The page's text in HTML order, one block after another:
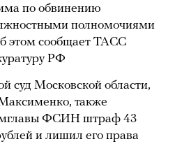
по обвинению
полномочиями
этом сообщает ТАСС
РФ
суд Московской области,
также
ФСИН штраф 43
и лишил его права